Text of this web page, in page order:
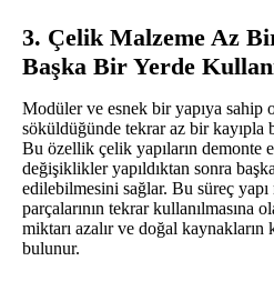
3. Çelik Malzeme Az
Başka Bir Yerde
Modüler ve esnek bir yapıya sahip
söküldüğünde tekrar az bir kayıpla
Bu özellik çelik yapıların demonte
değişiklikler yapıldıktan sonra
edilebilmesini sağlar. Bu süreç
parçalarının tekrar kullanılmasına
miktarı azalır ve doğal kaynakların
bulunur.